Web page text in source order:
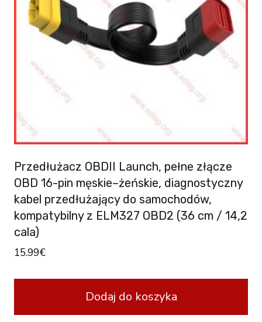
Przedłużacz OBDII Launch, pełne złącze
OBD 16-pin męskie–żeńskie, diagnostyczny
kabel przedłużający do samochodów,
kompatybilny z ELM327 OBD2 (36 cm / 14,2
cala)
15.99€
Dodaj do koszyka